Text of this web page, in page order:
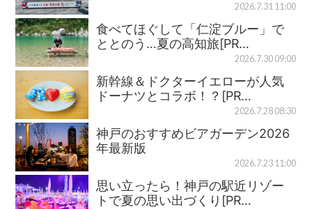
2026.7.31 11:00
食べてほぐして「仁淀ブルー」で
ととのう…夏の高知旅[PR…
2026.7.30 09:00
新幹線＆ドクターイエローが人気
ドーナツとコラボ！？[PR…
2026.7.28 08:30
神戸のおすすめビアガーデン2026
年最新版
2026.7.23 11:00
思い立ったら！神戸の駅近リゾー
トで夏の思い出づくり[PR…